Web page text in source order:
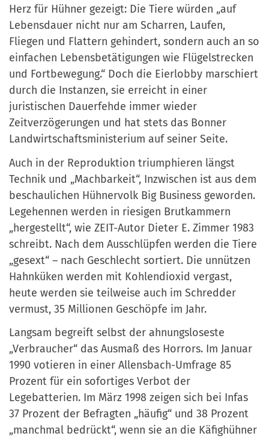
Herz für Hühner gezeigt: Die Tiere würden „auf
Lebensdauer nicht nur am Scharren, Laufen,
Fliegen und Flattern gehindert, sondern auch an so
einfachen Lebensbetätigungen wie Flügelstrecken
und Fortbewegung.“ Doch die Eierlobby marschiert
durch die Instanzen, sie erreicht in einer
juristischen Dauerfehde immer wieder
Zeitverzögerungen und hat stets das Bonner
Landwirtschaftsministerium auf seiner Seite.
Auch in der Reproduktion triumphieren längst
Technik und „Machbarkeit“, Inzwischen ist aus dem
beschaulichen Hühnervolk Big Business geworden.
Legehennen werden in riesigen Brutkammern
„hergestellt“, wie ZEIT-Autor Dieter E. Zimmer 1983
schreibt. Nach dem Ausschlüpfen werden die Tiere
„gesext“ – nach Geschlecht sortiert. Die unnützen
Hahnküken werden mit Kohlendioxid vergast,
heute werden sie teilweise auch im Schredder
vermust, 35 Millionen Geschöpfe im Jahr.
Langsam begreift selbst der ahnungsloseste
„Verbraucher“ das Ausmaß des Horrors. Im Januar
1990 votieren in einer Allensbach-Umfrage 85
Prozent für ein sofortiges Verbot der
Legebatterien. Im März 1998 zeigen sich bei Infas
37 Prozent der Befragten „häufig“ und 38 Prozent
„manchmal bedrückt“, wenn sie an die Käfighühner